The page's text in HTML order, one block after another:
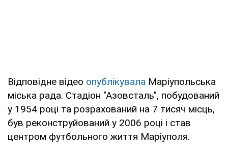
Відповідне відео опублікувала Маріупольська
міська рада. Стадіон "Азовсталь", побудований
у 1954 році та розрахований на 7 тисяч місць,
був реконструйований у 2006 році і став
центром футбольного життя Маріуполя.